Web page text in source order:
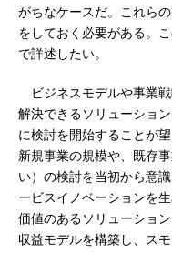
がちなケースだ。これら
をしておく必要がある。
で詳述したい。
ビジネスモデルや事業
解決できるソリューショ
に検討を開始することが
新規事業の規模や、既存
い）の検討を当初から意
ービスイノベーションを
価値のあるソリューショ
収益モデルを構築し、ス